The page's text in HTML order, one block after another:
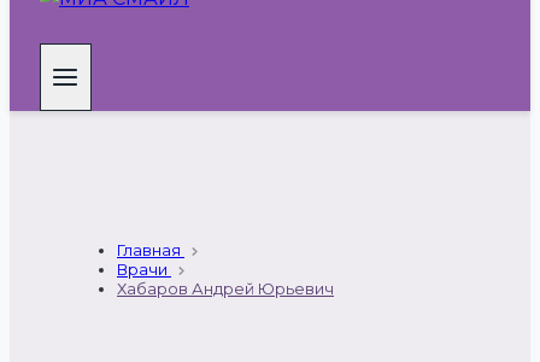
Главная
Врачи
Хабаров Андрей Юрьевич